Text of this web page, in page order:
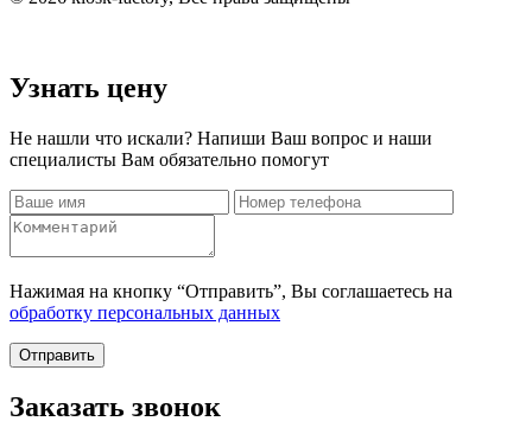
Узнать цену
Не нашли что искали? Напиши Ваш вопрос и наши
специалисты Вам обязательно помогут
Нажимая на кнопку “Отправить”, Вы соглашаетесь на
обработку персональных данных
Отправить
Заказать звонок